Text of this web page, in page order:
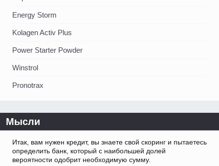
Energy Storm
Kolagen Activ Plus
Power Starter Powder
Winstrol
Pronotrax
Мысли
Итак, вам нужен кредит, вы знаете свой скоринг и пытаетесь
определить банк, который с наибольшей долей
вероятности одобрит необходимую сумму.